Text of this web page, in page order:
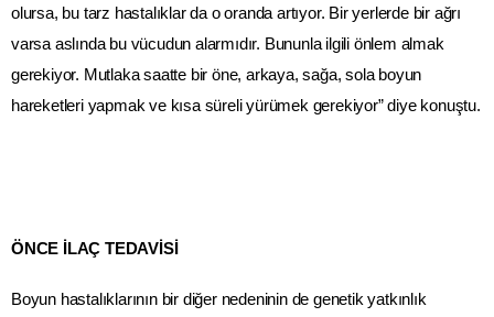
olursa, bu tarz hastalıklar da o oranda artıyor. Bir yerlerde bir ağrı
varsa aslında bu vücudun alarmıdır. Bununla ilgili önlem almak
gerekiyor. Mutlaka saatte bir öne, arkaya, sağa, sola boyun
hareketleri yapmak ve kısa süreli yürümek gerekiyor” diye konuştu.
ÖNCE İLAÇ TEDAVİSİ
Boyun hastalıklarının bir diğer nedeninin de genetik yatkınlık